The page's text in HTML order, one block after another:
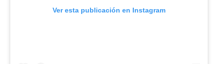
Ver esta publicación en Instagram